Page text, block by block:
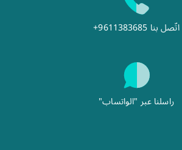
اتّصل بنا +9611383685
راسلنا عبر "الواتساب"